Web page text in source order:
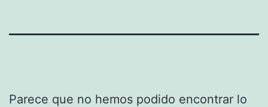
Parece que no hemos podido encontrar lo